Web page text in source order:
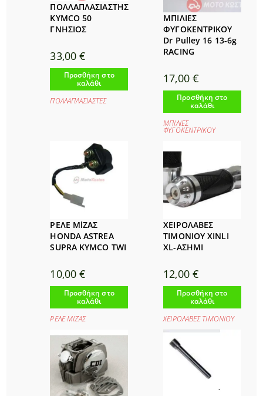
ΠΟΛΛΑΠΛΑΣΙΑΣΤΗΣ
KYMCO 50
ΓΝΗΣΙΟΣ
33,00€
Προσθήκη στο
καλάθι
ΠΟΛΛΑΠΛΑΣΙΑΣΤΕΣ
ΜΠΙΛΙΕΣ
ΦΥΓΟΚΕΝΤΡΙΚΟΥ
Dr Pulley 16 13-6g
RACING
17,00 €
Προσθήκη στο
καλάθι
ΜΠΙΛΙΕΣ
ΦΥΓΟΚΕΝΤΡΙΚΟΥ
ΡΕΛΕ ΜlΖΑΣ
HONDA ASTREA
SUPRA KYMCO TWI
10,00€
Προσθήκη στο
καλάθι
ΡΕΛΕ ΜΙΖΑΣ
ΧΕΙΡΟΛΑΒΕΣ
ΤΙΜΟΝΙΟΥ XINLI
XL-ΑΣΗΜΙ
12,00 €
Προσθήκη στο
καλάθι
ΧΕΙΡΟΛΑΒΕΣ ΤΙΜΟΝΙΟΥ